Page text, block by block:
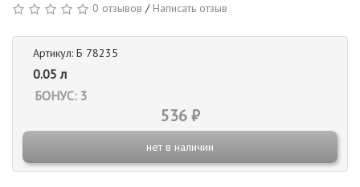
0 отзывов / Написать отзыв
Артикул: Б 78235
0.05 л
БОНУС: 3
536 ₽
нет в наличии